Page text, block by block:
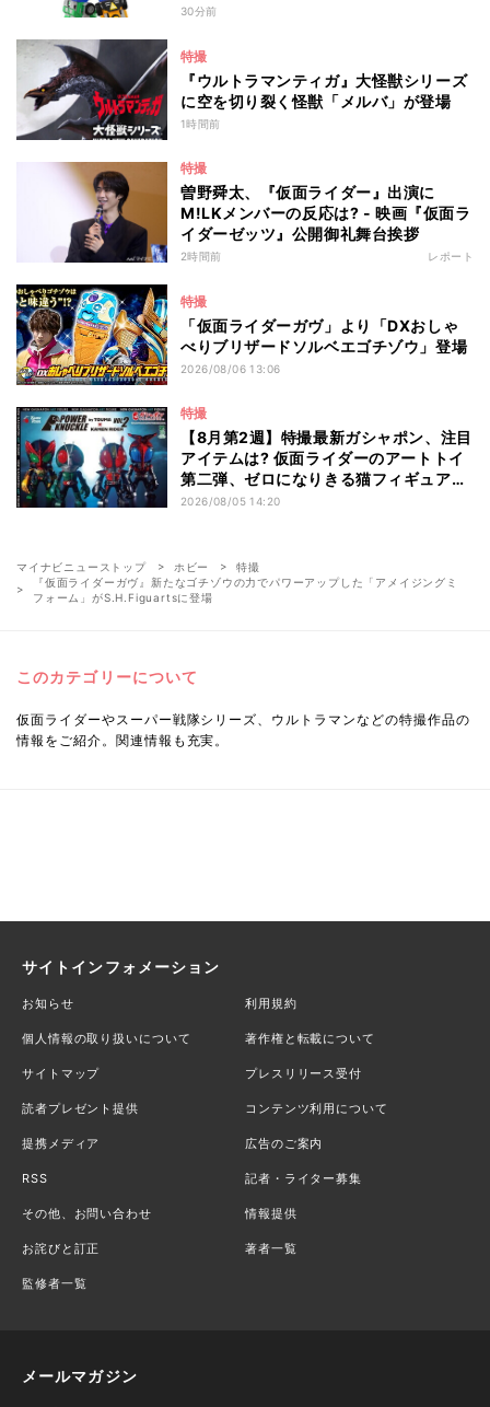
30分前
特撮
『ウルトラマンティガ』大怪獣シリーズ
に空を切り裂く怪獣「メルバ」が登場
1時間前
特撮
曽野舜太、『仮面ライダー』出演に
M!LKメンバーの反応は? - 映画『仮面ラ
イダーゼッツ』公開御礼舞台挨拶
2時間前 レポート
特撮
「仮面ライダーガヴ」より「DXおしゃ
べりブリザードソルベエゴチゾウ」登場
2026/08/06 13:06
特撮
【8月第2週】特撮最新ガシャポン、注目
アイテムは? 仮面ライダーのアートトイ
第二弾、ゼロになりきる猫フィギュアも
登場
2026/08/05 14:20
マイナビニューストップ ホビー
特撮
『仮面ライダーガヴ』新たなゴチゾウの力でパワーアップした「アメイジングミ
フォーム」がS.H.Figuartsに登場
このカテゴリーについて
仮面ライダーやスーパー戦隊シリーズ、ウルトラマンなどの特撮作品の
情報をご紹介。関連情報も充実。
サイトインフォメーション
お知らせ 利用規約
個人情報の取り扱いについて 著作権と転載について
サイトマップ プレスリリース受付
読者プレゼント提供 コンテンツ利用について
提携メディア 広告のご案内
RSS 記者・ライター募集
その他、お問い合わせ 情報提供
お詫びと訂正 著者一覧
監修者一覧
メールマガジン